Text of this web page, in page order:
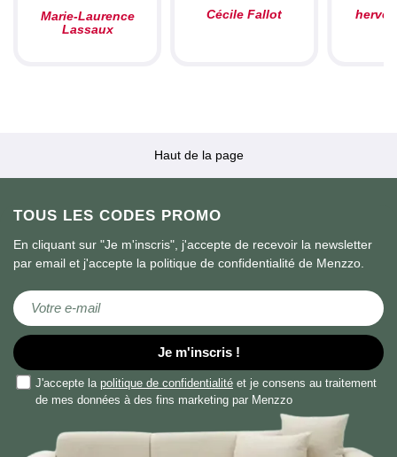
Marie-Laurence
Lassaux
Cécile Fallot
herve
Haut de la page
TOUS LES CODES PROMO
En cliquant sur "Je m'inscris", j'accepte de recevoir la newsletter
par email et j'accepte la politique de confidentialité de Menzzo.
Inscription à notre newsletter :
Je m'inscris !
J'accepte la politique de confidentialité et je consens au traitement
de mes données à des fins marketing par Menzzo